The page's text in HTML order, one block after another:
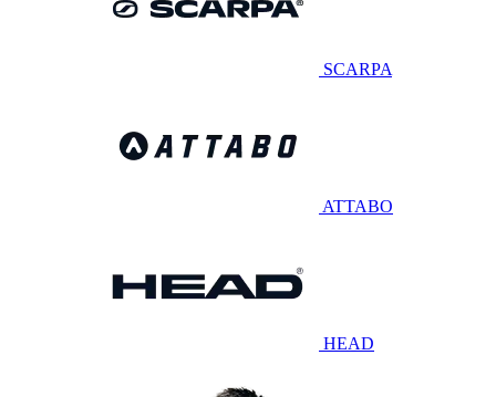
SCARPA
ATTABO
HEAD